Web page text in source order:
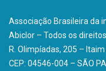
Associação Brasileira da
Abiclor – Todos os
R. Olimpíadas, 205 – Itaim
CEP: 04546-004 – SÃO